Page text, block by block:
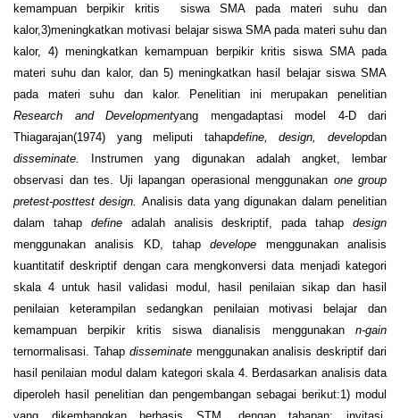
kemampuan berpikir kritis siswa SMA pada materi suhu dan
kalor,3)meningkatkan motivasi belajar siswa SMA pada materi suhu dan
kalor, 4) meningkatkan kemampuan berpikir kritis siswa SMA pada
materi suhu dan kalor, dan 5) meningkatkan hasil belajar siswa SMA
pada materi suhu dan kalor. Penelitian ini merupakan penelitian
Research and Developmentyang mengadaptasi model 4-D dari
Thiagarajan(1974) yang meliputi tahapdefine, design, developdan
disseminate.
Instrumen yang digunakan adalah angket, lembar
observasi dan tes. Uji lapangan operasional menggunakan one group
pretest-posttest design. Analisis data yang digunakan dalam penelitian
dalam tahap define adalah analisis deskriptif, pada tahap design
menggunakan analisis KD, tahapdevelope menggunakan analisis
kuantitatif deskriptif dengan cara mengkonversi data menjadi kategori
skala 4 untuk hasil validasi modul, hasil penilaian sikap dan hasil
penilaian keterampilan sedangkan penilaian motivasi belajar dan
kemampuan berpikir kritis siswa dianalisis menggunakan n-gain
ternormalisasi. Tahap disseminate menggunakan analisis deskriptif dari
hasil penilaian modul dalam kategori skala 4. Berdasarkan analisis data
diperoleh hasil penelitian dan pengembangan sebagai berikut:1) modul